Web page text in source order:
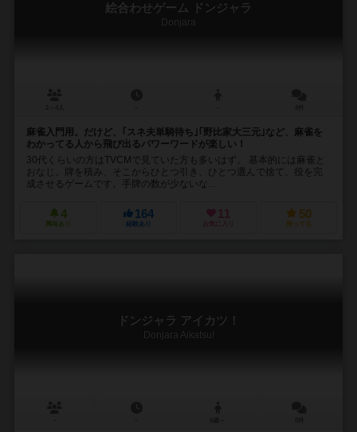
絵合わせゲーム ドンジャラ
Donjara
麻雀入門用。だけど、｢スネ夫単騎待ち｣｢野比家大三元｣など、麻雀を
わかってる人から飛び出るパワーワードが楽しい！
30代くらいの方はTVCMで見ていた方も多いはず。 基本的には麻雀と
おなじ。牌を積み、そこからひとつ引き、ひとつ選んで捨て、役を完
成させるゲームです。手牌の数が少ないな...
4
興味あり
164
経験あり
11
お気に入り
50
持ってる
ドンジャラ アイカツ！
Donjara Aikatsu!